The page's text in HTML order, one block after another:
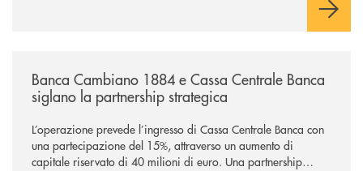
Il Gruppo, sotto la guida dell’Amministratore Delegato, e con
Banca Cambiano 1884 e Cassa Centrale Banca
siglano la partnership strategica
L’operazione prevede l’ingresso di Cassa Centrale Banca con
una partecipazione del 15%, attraverso un aumento di
capitale riservato di 40 milioni di euro. Una partnership